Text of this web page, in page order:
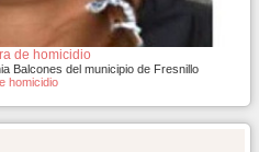
de homicidio
Balcones del municipio de Fresnillo
homicidio